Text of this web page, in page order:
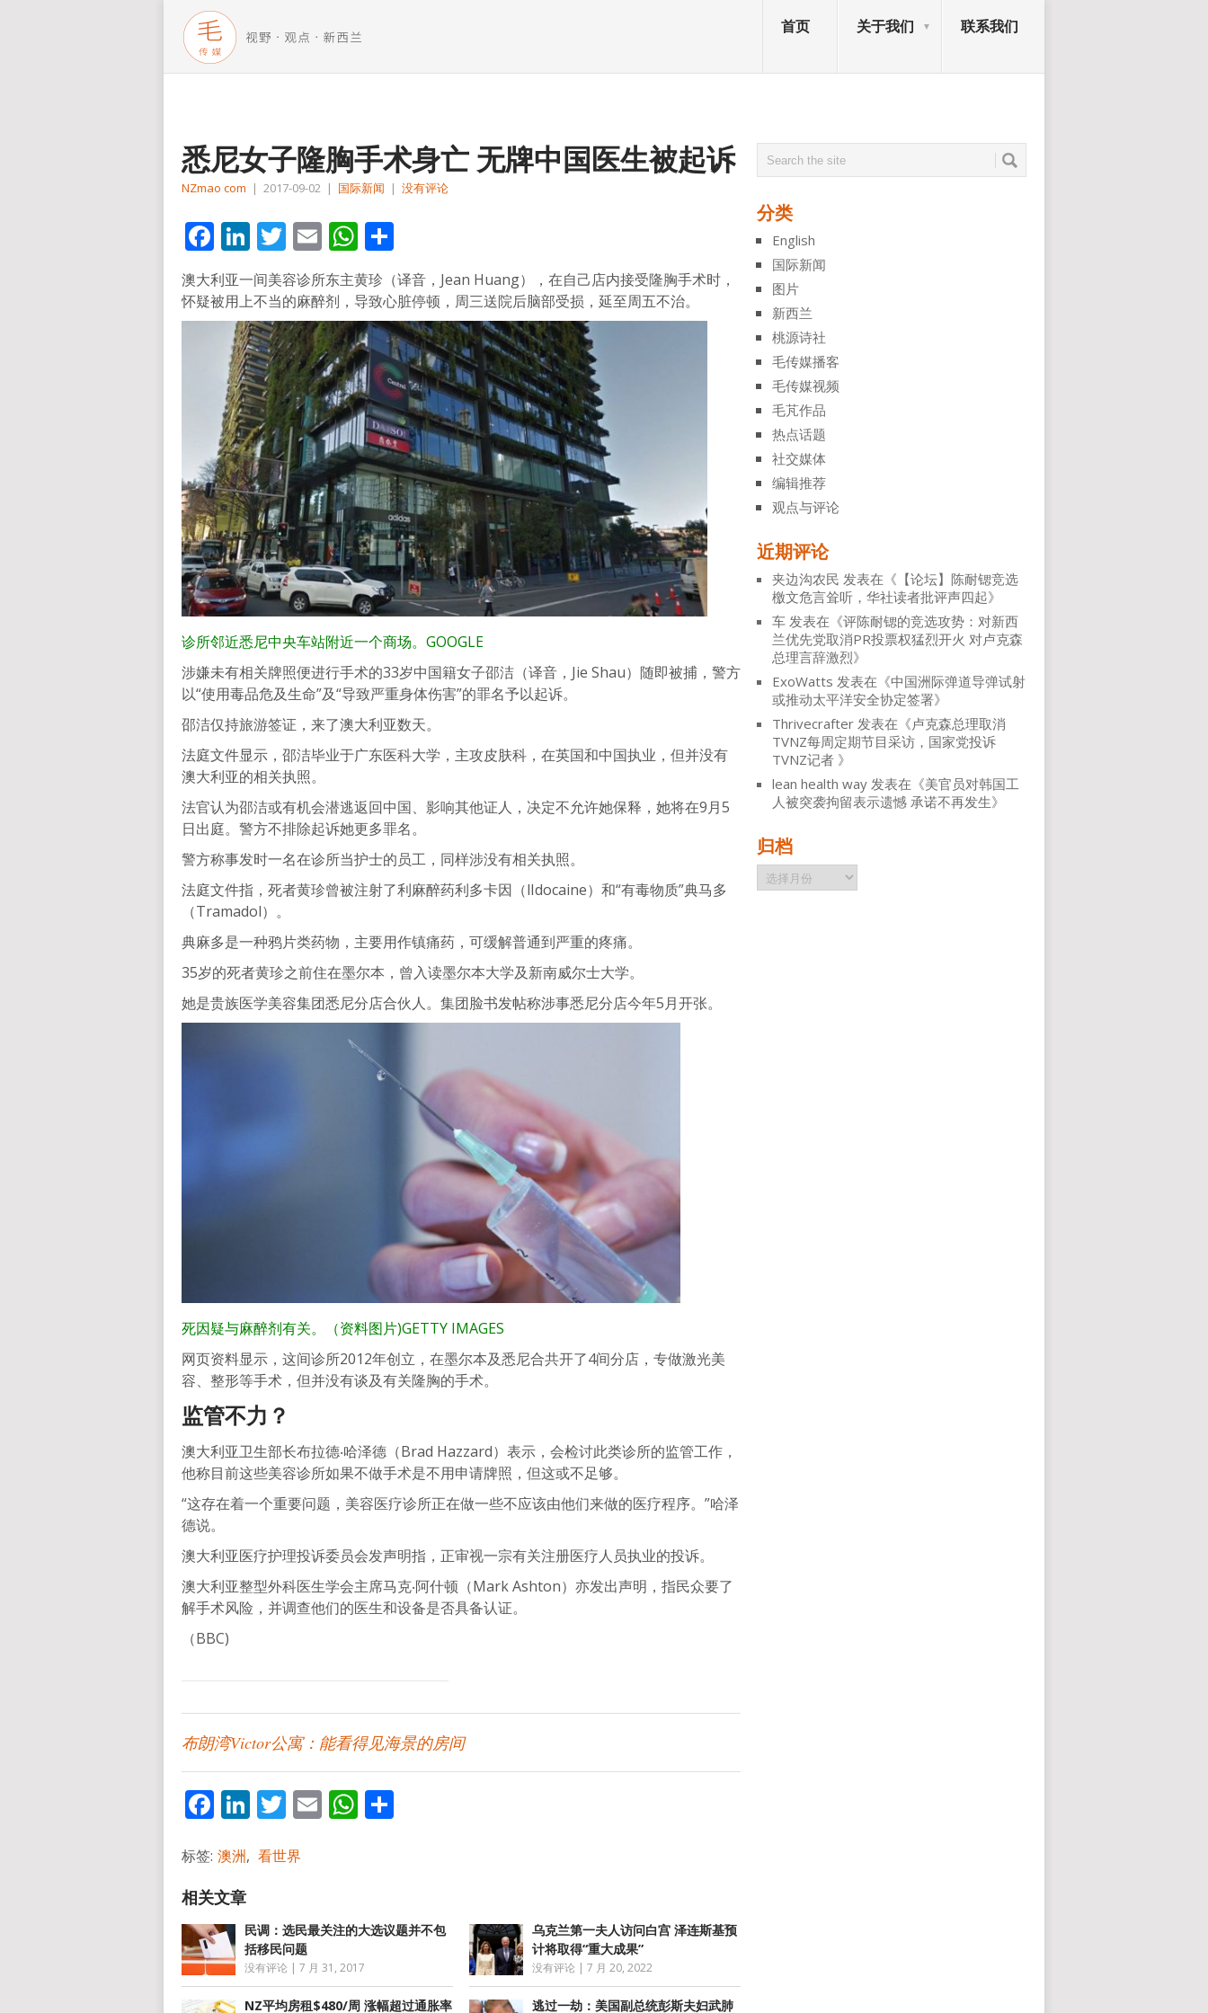
首页 关于我们 联系我们
悉尼女子隆胸手术身亡 无牌中国医生被起诉
NZmao com | 2017-09-02 | 国际新闻 | 没有评论
Facebook
LinkedIn
Twitter
EmailWhatsApp
享
澳大利亚一间美容诊所东主黄珍（译音，Jean Huang），在自己店内接受隆胸手术时，
怀疑被用上不当的麻醉剂，导致心脏停顿，周三送院后脑部受损，延至周五不治。
诊所邻近悉尼中央车站附近一个商场。GOOGLE
涉嫌未有相关牌照便进行手术的33岁中国籍女子邵洁（译音，Jie Shau）随即被捕，警方
以“使用毒品危及生命”及“导致严重身体伤害”的罪名予以起诉。
邵洁仅持旅游签证，来了澳大利亚数天。
法庭文件显示，邵洁毕业于广东医科大学，主攻皮肤科，在英国和中国执业，但并没有
澳大利亚的相关执照。
法官认为邵洁或有机会潜逃返回中国、影响其他证人，决定不允许她保释，她将在9月5
日出庭。警方不排除起诉她更多罪名。
警方称事发时一名在诊所当护士的员工，同样涉没有相关执照。
法庭文件指，死者黄珍曾被注射了利麻醉药利多卡因（lIdocaine）和“有毒物质”典马多
（Tramadol）。
典麻多是一种鸦片类药物，主要用作镇痛药，可缓解普通到严重的疼痛。
35岁的死者黄珍之前住在墨尔本，曾入读墨尔本大学及新南威尔士大学。
她是贵族医学美容集团悉尼分店合伙人。集团脸书发帖称涉事悉尼分店今年5月开张。
死因疑与麻醉剂有关。（资料图片)GETTY IMAGES
网页资料显示，这间诊所2012年创立，在墨尔本及悉尼合共开了4间分店，专做激光美
容、整形等手术，但并没有谈及有关隆胸的手术。
监管不力？
澳大利亚卫生部长布拉德‧哈泽德（Brad Hazzard）表示，会检讨此类诊所的监管工作，
他称目前这些美容诊所如果不做手术是不用申请牌照，但这或不足够。
“这存在着一个重要问题，美容医疗诊所正在做一些不应该由他们来做的医疗程序。”哈泽
德说。
澳大利亚医疗护理投诉委员会发声明指，正审视一宗有关注册医疗人员执业的投诉。
澳大利亚整型外科医生学会主席马克‧阿什顿（Mark Ashton）亦发出声明，指民众要了
解手术风险，并调查他们的医生和设备是否具备认证。
（BBC)
布朗湾Victor公寓：能看得见海景的房间
Facebook
LinkedIn
Twitter
EmailWhatsApp
标签: 澳洲, 看世界
民调：选民最关注的大选议题并不包
括移民问题
没有评论 | 7 月 31, 2017
乌克兰第一夫人访问白宫 泽连斯基预
计将取得“重大成果”
没有评论 |7 月 20, 2022
NZ平均房租$480/周 涨幅超过通胀率 逃过一劫：美国副总统彭斯夫妇武肺
分类
English
国际新闻
图片
新西兰
桃源诗社
毛传媒播客
毛传媒视频
毛芃作品
热点话题
社交媒体
编辑推荐
观点与评论
近期评论
夹边沟农民 发表在《 【论坛】陈耐锶竞选
檄文危言耸听，华社读者批评声四起》
车 发表在《评陈耐锶的竞选攻势：对新西
兰优先党取消PR投票权猛烈开火 对卢克森
总理言辞激烈》
ExoWatts 发表在《中国洲际弹道导弹试射
或推动太平洋安全协定签署》
Thrivecrafter 发表在《卢克森总理取消
TVNZ每周定期节目采访，国家党投诉
TVNZ记者 》
lean health way 发表在《美官员对韩国工
人被突袭拘留表示遗憾 承诺不再发生》
归档
归
档